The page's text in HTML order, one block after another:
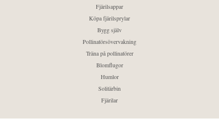
Fjärilsappar
Köpa fjärilsprylar
Bygg själv
Pollinatörsövervakning
Träna på pollinatörer
Blomflugor
Humlor
Solitärbin
Fjärilar